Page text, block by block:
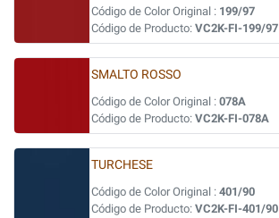
Código de Color Original : 199/97
Código de Producto: VC2K-FI-199/97
SMALTO ROSSO
Código de Color Original : 078A
Código de Producto: VC2K-FI-078A
TURCHESE
Código de Color Original : 401/90
Código de Producto: VC2K-FI-401/90